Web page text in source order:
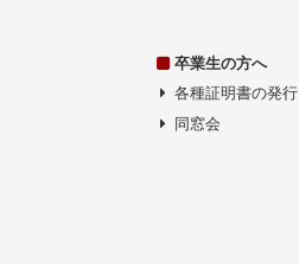
卒業生の方へ
各種証明書の発行
同窓会